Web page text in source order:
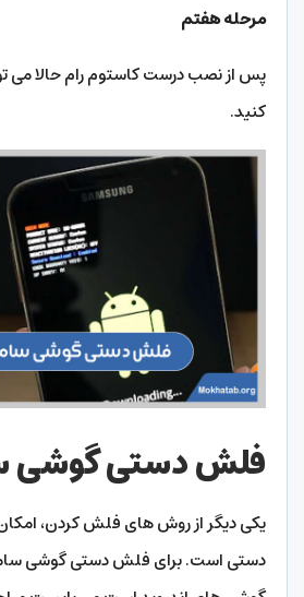
مرحله هفتم
پس از نصب درست کاستوم رام حالا می
کنید.
فلش دستی گوشی
یکی دیگر از روش های فلش کردن،
دستی است. برای فلش دستی گوشی